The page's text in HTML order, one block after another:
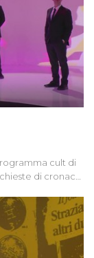
cult di
di cronaca